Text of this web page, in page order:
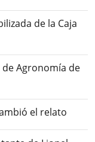
de la Caja
Agronomía de
el relato